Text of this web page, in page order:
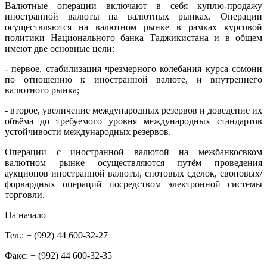
Валютные операции включают в себя куплю-продажу
иностранной валюты на валютных рынках. Операции
осуществляются на валютном рынке в рамках курсовой
политики Национального банка Таджикистана и в общем
имеют две основные цели:
- первое, стабилизация чрезмерного колебания курса сомони
по отношению к иностранной валюте, и внутреннего
валютного рынка;
- второе, увеличение международных резервов и доведение их
объёма до требуемого уровня международных стандартов
устойчивости международных резервов.
Операции с иностранной валютой на межбанкосвком
валютном рынке осуществляются путём проведения
аукционов иностранной валюты, спотовых сделок, своповых/
форвардных операций посредством электронной системы
торговли.
На начало
Тел.: + (992) 44 600-32-27
Факс: + (992) 44 600-32-35